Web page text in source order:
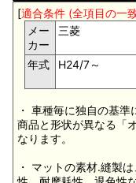
[適合条件 (全項目の一
メー
カー
三菱
年式 H24/7～
・ 車種毎に独自の基
商品と形状が異なる「
なります。
・ マットの素材.縫製